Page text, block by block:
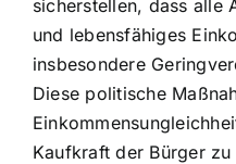
sicherstellen, dass alle
und lebensfähiges
insbesondere
Diese politische
Kaufkraft der Bürger